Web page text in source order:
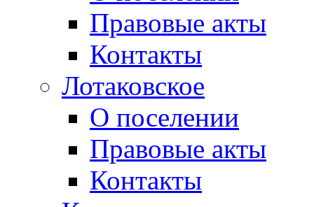
Правовые акты
Контакты
Лотаковское
О поселении
Правовые акты
Контакты